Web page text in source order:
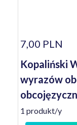
7,00 PLN
Kopaliński
wyrazów
1 produkt/y